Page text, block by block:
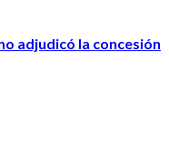
adjudicó la concesión